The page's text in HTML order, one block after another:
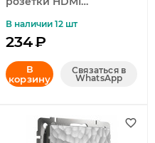
WL02-HDMI-CP
4690389119569
В наличии 12 шт
234₽
В
корзину
Связаться в
WhatsApp